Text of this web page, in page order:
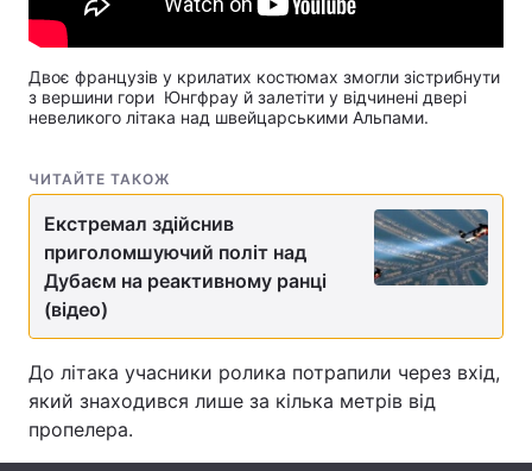
Відео з Youtube Статті
Інтерв'ю Думки
Архів Вакансії
Контакти
Послуги
Двоє французів у крилатих костюмах змогли зістрибнути
з вершини гори Юнгфрау й залетіти у відчинені двері
невеликого літака над швейцарськими Альпами.
ЧИТАЙТЕ ТАКОЖ
Екстремал здійснив
приголомшуючий політ над
Дубаєм на реактивному ранці
(відео)
До літака учасники ролика потрапили через вхід,
який знаходився лише за кілька метрів від
пропелера.